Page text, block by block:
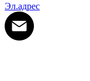
Эл.адрес